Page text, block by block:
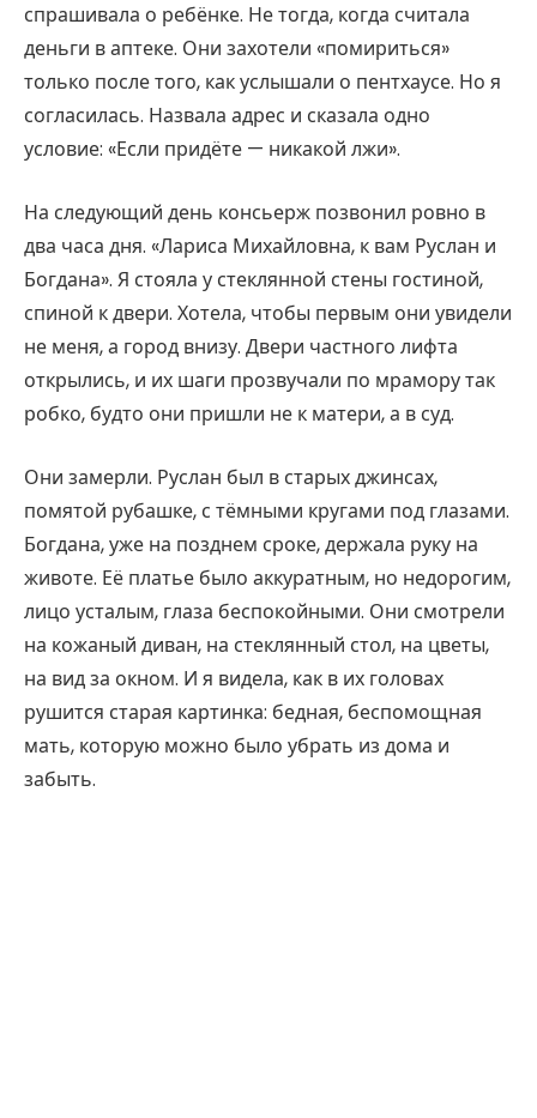
спрашивала о ребёнке. Не тогда, когда считала
деньги в аптеке. Они захотели «помириться»
только после того, как услышали о пентхаусе. Но я
согласилась. Назвала адрес и сказала одно
условие: «Если придёте — никакой лжи».
На следующий день консьерж позвонил ровно в
два часа дня. «Лариса Михайловна, к вам Руслан и
Богдана». Я стояла у стеклянной стены гостиной,
спиной к двери. Хотела, чтобы первым они увидели
не меня, а город внизу. Двери частного лифта
открылись, и их шаги прозвучали по мрамору так
робко, будто они пришли не к матери, а в суд.
Они замерли. Руслан был в старых джинсах,
помятой рубашке, с тёмными кругами под глазами.
Богдана, уже на позднем сроке, держала руку на
животе. Её платье было аккуратным, но недорогим,
лицо усталым, глаза беспокойными. Они смотрели
на кожаный диван, на стеклянный стол, на цветы,
на вид за окном. И я видела, как в их головах
рушится старая картинка: бедная, беспомощная
мать, которую можно было убрать из дома и
забыть.